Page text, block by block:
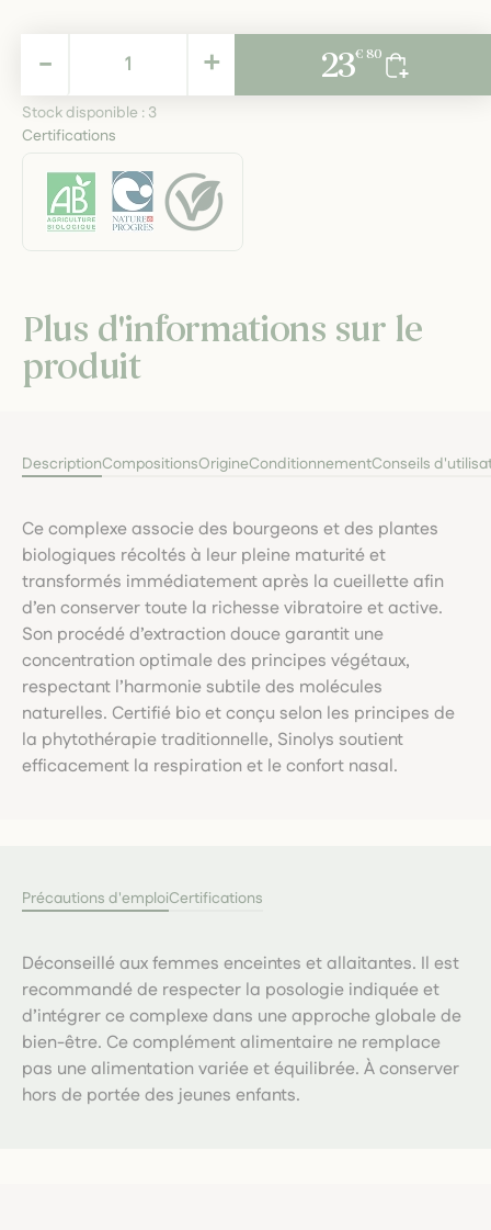
23,80 € TTC+
- 23€ 80
Stock disponible : 3
Certifications
Plus d'informations sur le
produit
DescriptionCompositionsOrigineConditionnementConseils
Ce complexe associe des bourgeons et des plantes
biologiques récoltés à leur pleine maturité et
transformés immédiatement après la cueillette afin
d’en conserver toute la richesse vibratoire et active.
Son procédé d’extraction douce garantit une
concentration optimale des principes végétaux,
respectant l’harmonie subtile des molécules
naturelles. Certifié bio et conçu selon les principes de
la phytothérapie traditionnelle, Sinolys soutient
efficacement la respiration et le confort nasal.
Précautions d'emploiCertifications
Déconseillé aux femmes enceintes et allaitantes. Il est
recommandé de respecter la posologie indiquée et
d’intégrer ce complexe dans une approche globale de
bien-être. Ce complément alimentaire ne remplace
pas une alimentation variée et équilibrée. À conserver
hors de portée des jeunes enfants.